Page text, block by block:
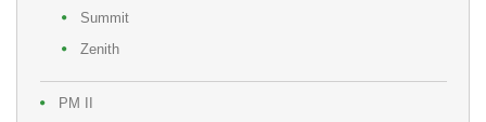
Summit
Zenith
PM II